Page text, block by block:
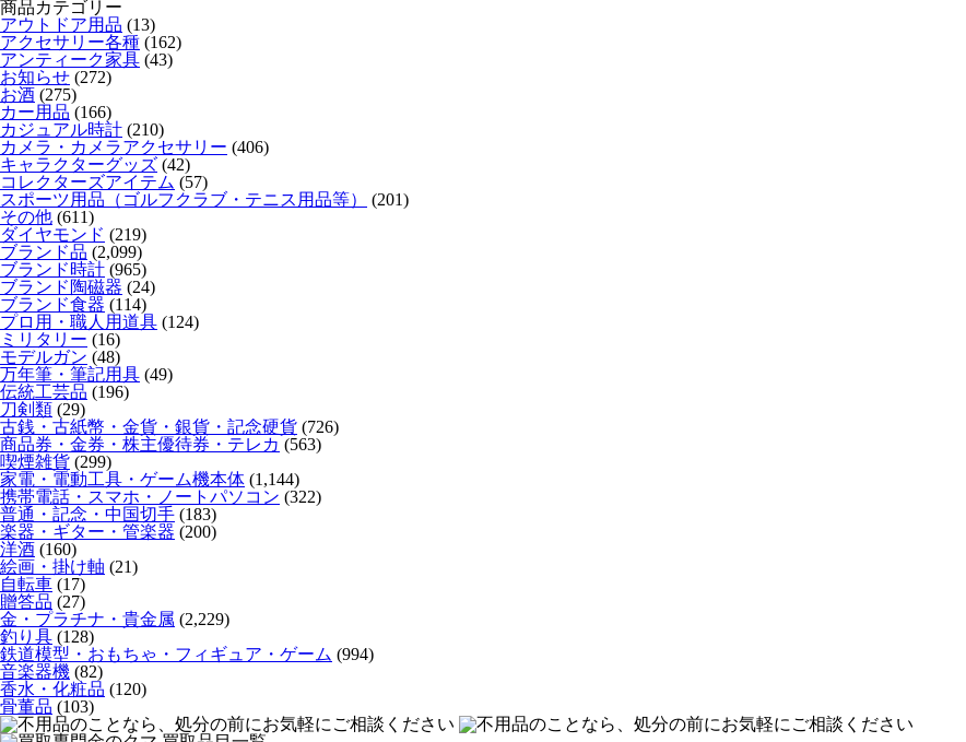
商品カテゴリー
アウトドア用品 (13)
アクセサリー各種 (162)
アンティーク家具 (43)
お知らせ (272)
お酒 (275)
カー用品 (166)
カジュアル時計 (210)
カメラ・カメラアクセサリー (406)
キャラクターグッズ (42)
コレクターズアイテム (57)
スポーツ用品（ゴルフクラブ・テニス用品等）
(201)
その他 (611)
ダイヤモンド (219)
ブランド品 (2,099)
ブランド時計 (965)
ブランド陶磁器 (24)
ブランド食器 (114)
プロ用・職人用道具 (124)
ミリタリー (16)
モデルガン (48)
万年筆・筆記用具 (49)
伝統工芸品 (196)
刀剣類 (29)
古銭・古紙幣・金貨・銀貨・記念硬貨 (726)
商品券・金券・株主優待券・テレカ (563)
喫煙雑貨 (299)
家電・電動工具・ゲーム機本体 (1,144)
携帯電話・スマホ・ノートパソコン (322)
普通・記念・中国切手 (183)
楽器・ギター・管楽器 (200)
洋酒 (160)
絵画・掛け軸 (21)
自転車 (17)
贈答品 (27)
金・プラチナ・貴金属 (2,229)
釣り具 (128)
鉄道模型・おもちゃ・フィギュア・ゲーム (994)
音楽器機 (82)
香水・化粧品 (120)
骨董品 (103)